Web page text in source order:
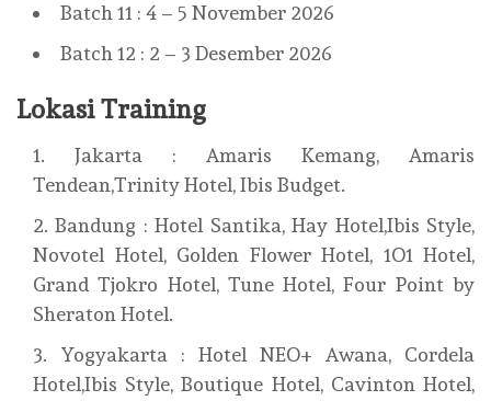
Batch 11 : 4 – 5 November 2026
Batch 12 : 2 – 3 Desember 2026
Lokasi Training
Jakarta : Amaris Kemang, Amaris
Tendean,Trinity Hotel, Ibis Budget.
Bandung : Hotel Santika, Hay Hotel,Ibis Style,
Novotel Hotel, Golden Flower Hotel, 1O1 Hotel,
Grand Tjokro Hotel, Tune Hotel, Four Point by
Sheraton Hotel.
Yogyakarta : Hotel NEO+ Awana, Cordela
Hotel,Ibis Style, Boutique Hotel, Cavinton Hotel,